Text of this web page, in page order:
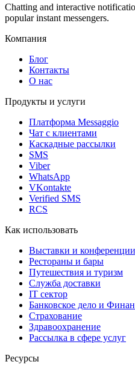
Chatting and interactive
popular instant messengers.
Компания
Блог
Контакты
О нас
Продукты и услуги
Платформа Messaggio
Чат с клиентами
Каскадные рассылки
SMS
Viber
WhatsApp
VKontakte
Verified SMS
RCS
Как использовать
Выставки и конференции
Рестораны и бары
Путешествия и туризм
Служба доставки
IT сектор
Банковское дело и
Страхование
Здравоохранение
Рассылка в сфере услуг
Ресурсы